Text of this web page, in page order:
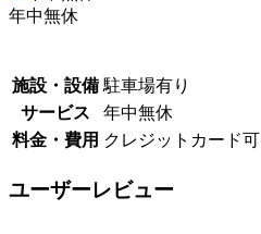
年中無休
施設・設備 駐車場有り
サービス
年中無休
料金・費用 クレジットカード可
ユーザーレビュー